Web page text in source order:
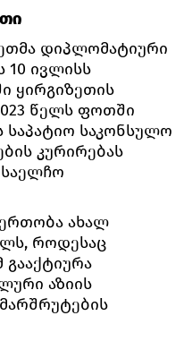
დიპლომატიური
10 ივლისს
ყირგიზეთის
წელს ფოთში
საპატიო საკონსულო
კურირებას
ახალ
როდესაც
აზიის